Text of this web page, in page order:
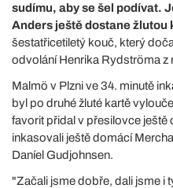
sudímu, aby se šel podívat.
Anders ještě dostane žlutou
šestatřicetiletý kouč, který
odvolání Henrika Rydströma z
Malmö v Plzni ve 34. minutě
byl po druhé žluté kartě
favorit přidal v přesilovce ještě
inkasovali ještě domácí
Daníel Gudjohnsen.
"Začali jsme dobře, dali jsme i